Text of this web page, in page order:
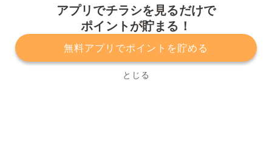
アプリでチラシを見るだけで
ポイントが貯まる！
無料アプリでポイントを貯める
とじる
プライバシーポリシー 利用規約
運営会社
サービスに関してのお問い合わせ